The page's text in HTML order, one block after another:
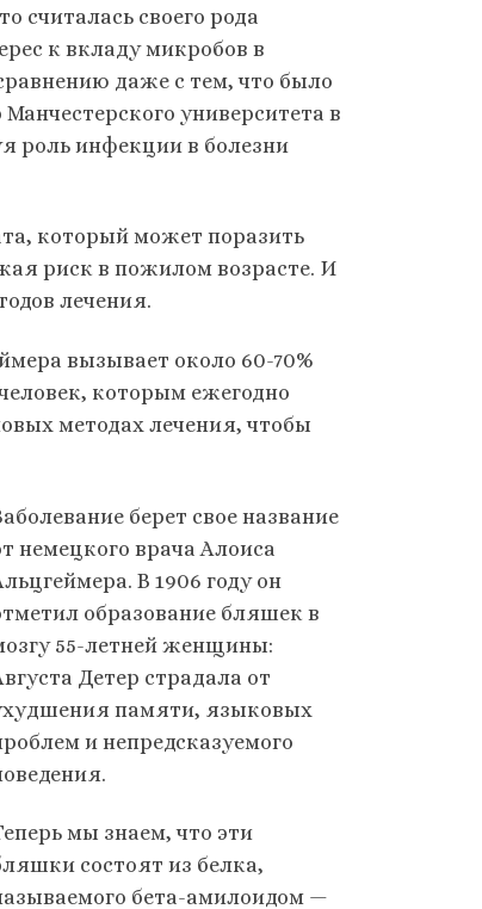
считалась своего рода
к вкладу микробов в
даже с тем, что было
университета в
роль инфекции в болезни
который может поразить
риск в пожилом возрасте. И
лечения.
вызывает около 60-70%
которым ежегодно
методах лечения, чтобы
берет свое название
немецкого врача Алоиса
В 1906 году он
образование бляшек в
55-летней женщины:
Детер страдала от
памяти, языковых
и непредсказуемого
мы знаем, что эти
состоят из белка,
бета-амилоидом —